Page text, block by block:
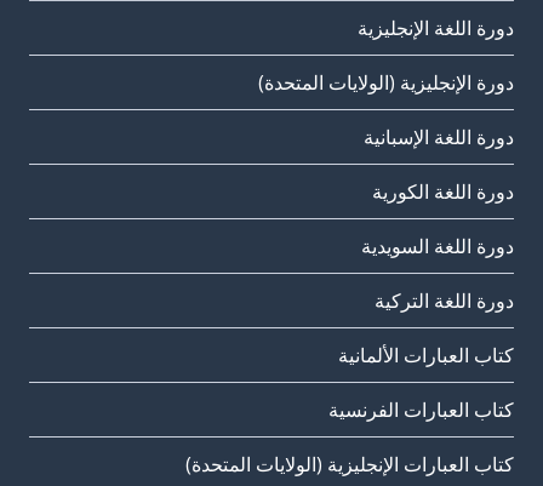
دورة اللغة الإنجليزية
دورة الإنجليزية (الولايات المتحدة)
دورة اللغة الإسبانية
دورة اللغة الكورية
دورة اللغة السويدية
دورة اللغة التركية
كتاب العبارات الألمانية
كتاب العبارات الفرنسية
كتاب العبارات الإنجليزية (الولايات المتحدة)